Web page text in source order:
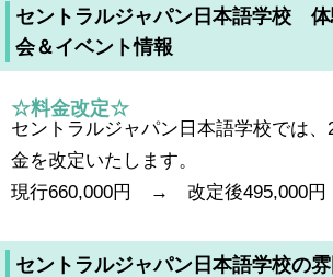
セントラルジャパン日本語学校 体
会＆イベント情報
☆料金改定☆
セントラルジャパン日本語学校では、
金を改定いたします。
現行660,000円 → 改定後495,000円
セントラルジャパン日本語学校の